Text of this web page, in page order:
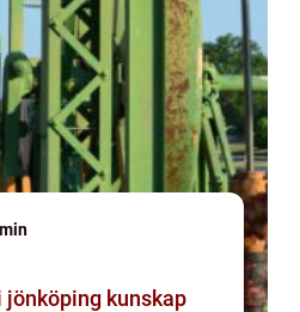
kunskap